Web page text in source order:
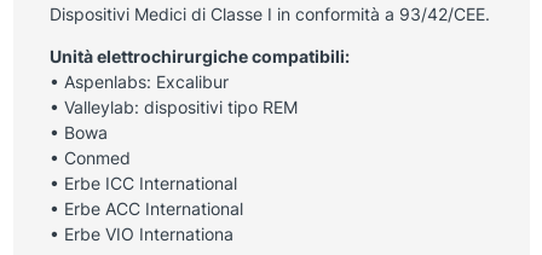
Dispositivi Medici di Classe I in conformità a 93/42/CEE.
Unità elettrochirurgiche compatibili:
• Aspenlabs: Excalibur
• Valleylab: dispositivi tipo REM
• Bowa
• Conmed
• Erbe ICC International
• Erbe ACC International
• Erbe VIO Internationa